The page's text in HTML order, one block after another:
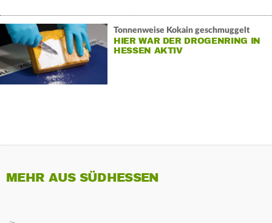
Tonnenweise Kokain geschmuggelt
HIER WAR DER DROGENRING IN
HESSEN AKTIV
MEHR AUS SÜDHESSEN